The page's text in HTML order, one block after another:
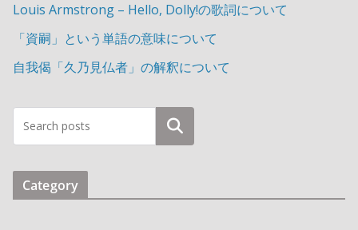
Louis Armstrong – Hello, Dolly!の歌詞について
「資嗣」という単語の意味について
自我偈「久乃見仏者」の解釈について
検索
Category